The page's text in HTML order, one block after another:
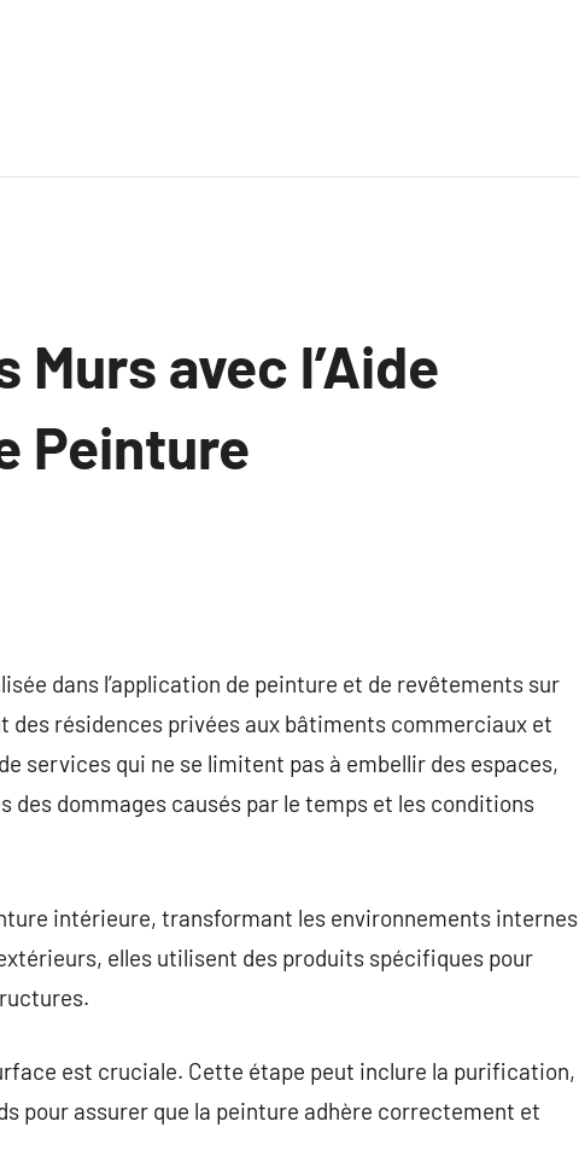
Murs avec l’Aide
Peinture
dans l’application de peinture et de revêtements sur
résidences privées aux bâtiments commerciaux et
services qui ne se limitent pas à embellir des espaces,
dommages causés par le temps et les conditions
intérieure, transformant les environnements internes
elles utilisent des produits spécifiques pour
est cruciale. Cette étape peut inclure la purification,
pour assurer que la peinture adhère correctement et